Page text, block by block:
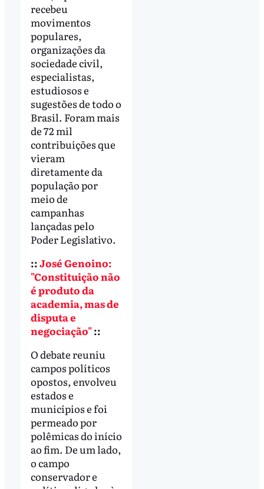
recebeu
movimentos
populares,
organizações da
sociedade civil,
especialistas,
estudiosos e
sugestões de todo o
Brasil. Foram mais
de 72 mil
contribuições que
vieram
diretamente da
população por
meio de
campanhas
lançadas pelo
Poder Legislativo.
::José Genoino:
"Constituição não
é produto da
academia, mas de
disputa e
negociação"::
O debate reuniu
campos políticos
opostos, envolveu
estados e
municípios e foi
permeado por
polêmicas do início
ao fim. De um lado,
o campo
conservador e